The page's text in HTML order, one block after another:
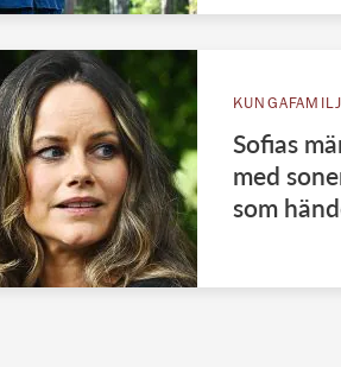
Sofias
med
som